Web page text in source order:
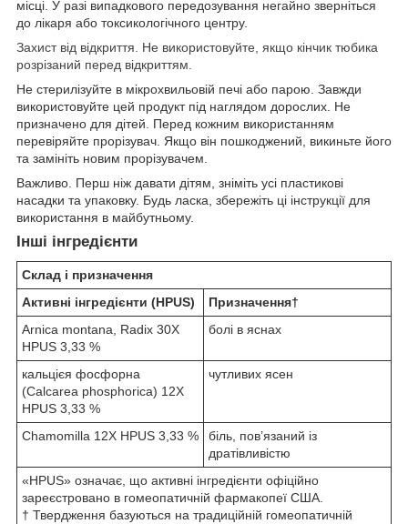
місці. У разі випадкового передозування негайно зверніться
до лікаря або токсикологічного центру.
Захист від відкриття. Не використовуйте, якщо кінчик тюбика
розрізаний перед відкриттям.
Не стерилізуйте в мікрохвильовій печі або парою. Завжди
використовуйте цей продукт під наглядом дорослих. Не
призначено для дітей. Перед кожним використанням
перевіряйте прорізувач. Якщо він пошкоджений, викиньте його
та замініть новим прорізувачем.
Важливо. Перш ніж давати дітям, зніміть усі пластикові
насадки та упаковку. Будь ласка, збережіть ці інструкції для
використання в майбутньому.
Інші інгредієнти
Склад і призначення
Активні інгредієнти (HPUS)
Призначення†
Arnica montana, Radix 30X
HPUS 3,33 %
болі в яснах
кальцієя фосфорна
(Calcarea phosphorica) 12X
HPUS 3,33 %
чутливих ясен
Chamomilla 12X HPUS 3,33 %
біль, пов’язаний із
дратівливістю
«HPUS» означає, що активні інгредієнти офіційно
зареєстровано в гомеопатичній фармакопеї США.
† Твердження базуються на традиційній гомеопатичній